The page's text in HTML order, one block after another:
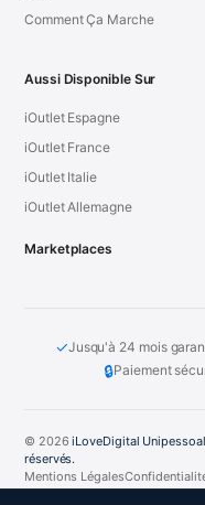
Comment Ça Marche
Aussi Disponible Sur
iOutlet Espagne
iOutlet France
iOutlet Italie
iOutlet Allemagne
Marketplaces
✓Jusqu'à 24 mois
🔒Paiement
© 2026iLoveDigital
réservés.
Mentions Légales